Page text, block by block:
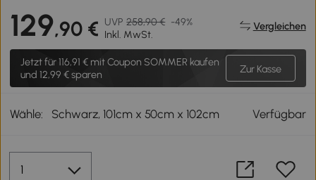
129,90 € UVP 258,90 € -49%
Inkl. MwSt.
Vergleichen
Jetzt für116,91 €mit Coupon SOMMER kaufen
und 12,99 € sparen
Zur Kasse
Wähle: Schwarz, 101cm x 50cm x 102cm Verfügbar